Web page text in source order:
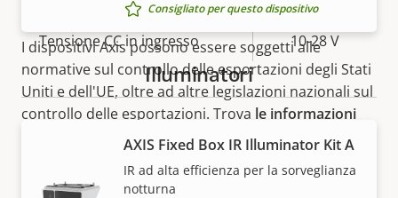
Tensione CC in ingresso 10-28 V
Consigliato per questo dispositivo
Illuminatori
AXIS Fixed Box IR Illuminator Kit A
IR ad alta efficienza per la sorveglianza
notturna
I dispositivi Axis possono essere soggetti alle
normative sul controllo delle esportazioni degli Stati
Uniti e dell'UE, oltre ad altre legislazioni nazionali sul
controllo delle esportazioni. Trova le informazioni
sulla conformità all'esportazione per il tuo prodotto